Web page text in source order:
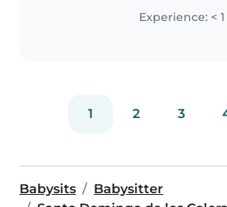
mis
haces es la clave
Experience: <
1 2 3
Babysits
Babysitter